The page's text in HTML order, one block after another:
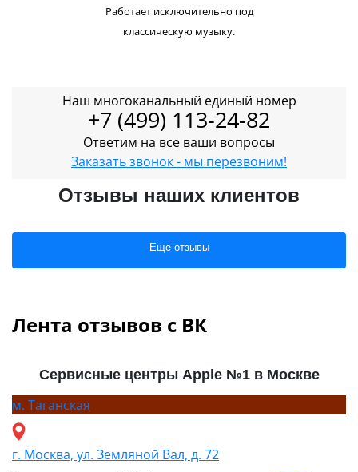
Работает исключительно под
классическую музыку.
Наш многоканальный единый номер
+7 (499) 113-24-82
Ответим на все ваши вопросы
Заказать звонок - мы перезвоним!
Отзывы наших клиентов
Еще отзывы
Лента отзывов с ВК
Сервисные центры Apple №1 в Москве
м. Таганская
г. Москва, ул. Земляной Вал, д. 72